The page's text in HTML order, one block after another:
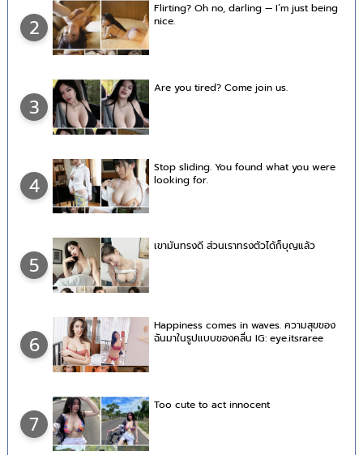
2
Flirting? Oh no, darling — I’m just being
nice.
3
Are you tired? Come join us.
4
Stop sliding. You found what you were
looking for.
5
เขามันทรงดี ส่วนเราทรงตัวได้ก็บุญแล้ว
6
Happiness comes in waves. ความสุขของ
ฉันมาในรูปแบบของคลื่น IG: eye.itsraree
7
Too cute to act innocent